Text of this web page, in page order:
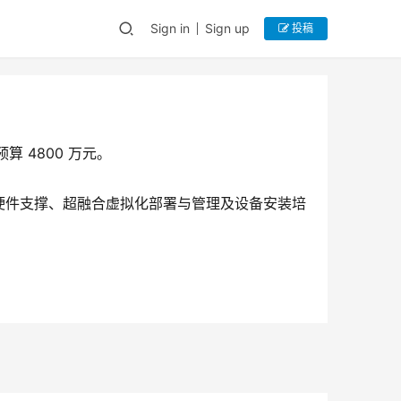
Sign in Sign up 投稿
4800 万元。
支撑、超融合虚拟化部署与管理及设备安装培